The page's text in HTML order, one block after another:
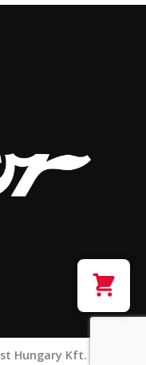
Hungary Kft.